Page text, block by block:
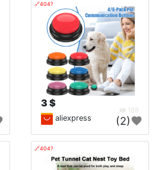
🔗404?
3 $
188
aliexpress (2)
🔗404?